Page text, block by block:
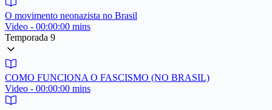
O movimento neonazista no Brasil
Video - 00:00:00 mins
Temporada 9
COMO FUNCIONA O FASCISMO (NO BRASIL)
Video - 00:00:00 mins